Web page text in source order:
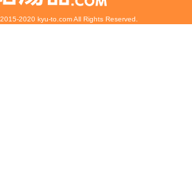
2020 kyu-to.com All Rights Reserved.